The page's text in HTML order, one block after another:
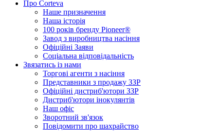
Про Corteva
Наше призначення
Наша історія
100 років бренду Pioneer®
Завод з виробництва насіння
Офіційні Заяви
Соціальна відповідальність
Звязатись із нами
Торгові агенти з насіння
Представники з продажу ЗЗР
Офіційні дистриб'ютори ЗЗР
Дистриб'ютори інокулянтів
Наш офіс
Зворотний зв'язок
Повідомити про шахрайство